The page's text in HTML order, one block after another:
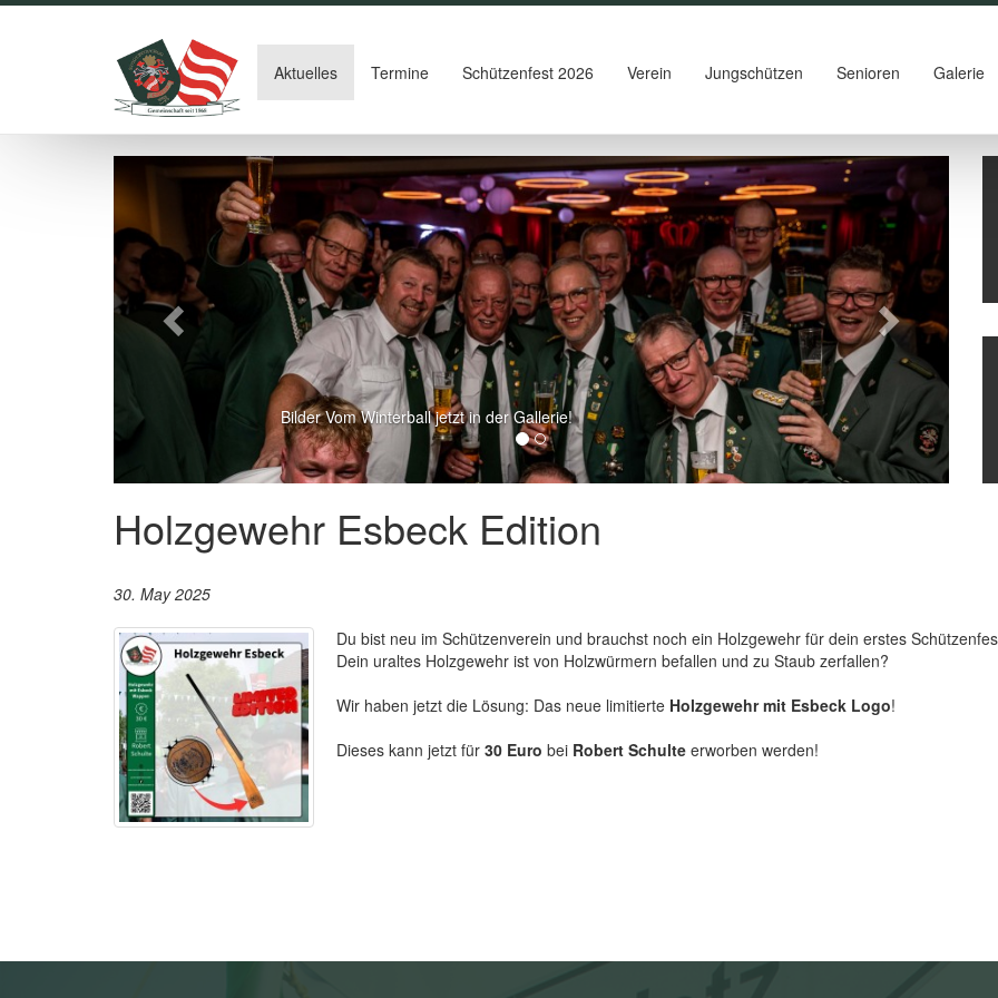
Aktuelles Termine Schützenfest 2026 Verein Jungschützen Senioren Galerie
Bilder Vom Winterball jetzt in der Gallerie!
Zurück Weiter
Holzgewehr Esbeck Edition
30. May 2025
Du bist neu im Schützenverein und brauchst noch ein Holzgewehr für dein erstes
Dein uraltes Holzgewehr ist von Holzwürmern befallen und zu Staub zerfallen?
Wir haben jetzt die Lösung: Das neue limitierte Holzgewehr mit Esbeck Logo!
Dieses kann jetzt für 30 Euro bei Robert Schulte erworben werden!